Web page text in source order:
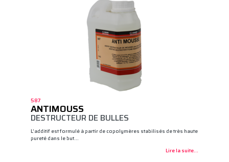
587
ANTIMOUSS
DESTRUCTEUR DE BULLES
L’additif est formulé à partir de copolymères stabilisés de très haute
pureté dans le but…
Lire la suite...